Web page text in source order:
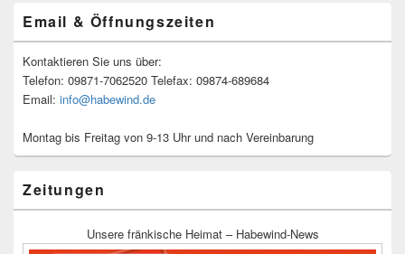
Email & Öffnungszeiten
Kontaktieren Sie uns über:
Telefon: 09871-7062520 Telefax: 09874-689684
Email: info@habewind.de
Montag bis Freitag von 9-13 Uhr und nach Vereinbarung
Zeitungen
Unsere fränkische Heimat – Habewind-News